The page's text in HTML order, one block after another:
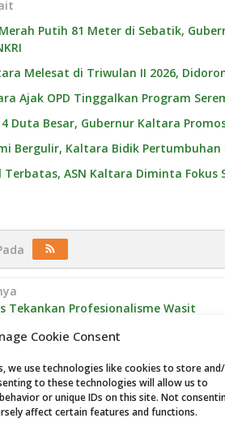
Cookie Consent
we use technologies like cookies to store
to these technologies will allow us to
or unique IDs on this site. Not
affect certain features and functions.
Putih 81 Meter di Sebatik,
Melesat di Triwulan II 2026,
Ajak OPD Tinggalkan Program
Duta Besar, Gubernur Kaltara
Bergulir, Kaltara Bidik
Terbatas, ASN Kaltara Diminta Fokus
Tekankan Profesionalisme Wasit